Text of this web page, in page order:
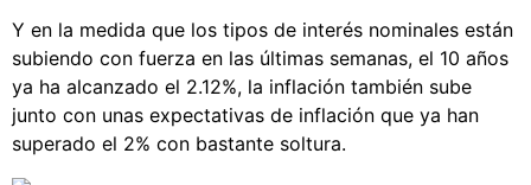
Y en la medida que los tipos de interés nominales están
subiendo con fuerza en las últimas semanas, el 10 años
ya ha alcanzado el 2.12%, la inflación también sube
junto con unas expectativas de inflación que ya han
superado el 2% con bastante soltura.